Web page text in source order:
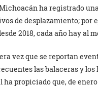
Michoacán ha registrado
de desplazamiento; por
2018, cada año hay al
vez que se reportan
las balaceras y
propiciado que, de